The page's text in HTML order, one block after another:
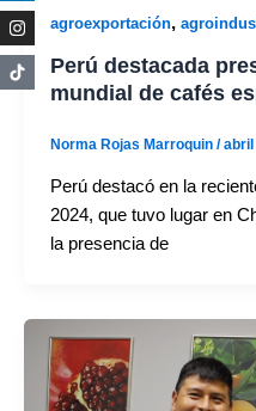
agroexportación,
Perú destacada
mundial de cafés
Norma Rojas Marroquin /abril
Perú destacó en la
2024, que tuvo lugar en
la presencia de